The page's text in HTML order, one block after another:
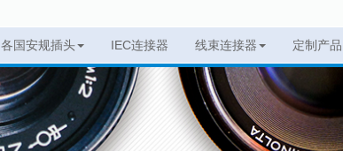
各国安规插头 IEC连接器 线束连接器 定制产品